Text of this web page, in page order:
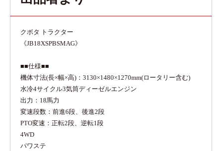
クボタ トラクター
《JB18XSPBSMAG》
■■仕様■■
機体寸法(長×幅×高)：3130×1480×1270mm(ロータリー含む)
水冷4サイクル3気筒ディーゼルエンジン
出力：18馬力
変速段数：前進6段、後進2段
PTO変速：正転2段、逆転1段
4WD
パワステ